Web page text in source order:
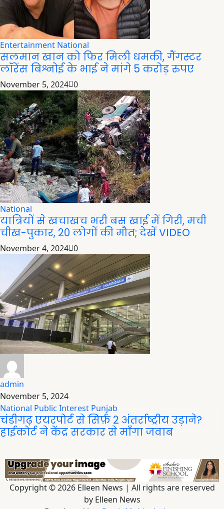
Entertainment National
सलमान खान को फिर मिली धमकी, गैंगस्टर
लॉरेंस बिश्नोई के भाई ने मांगे 5 करोड़ रुपए
November 5, 2024 0
National
यात्रियों से खचाखच भरी बस खाई में गिरी, मची
चीख-पुकार, 20 लोगों की मौत; देखें VIDEO
November 4, 2024 0
admin
November 5, 2024
National Public Interest Punjab
चंडीगढ़ एयरपोर्ट से सिर्फ़ 2 अंतर्राष्ट्रीय उड़ाने?
हाईकोर्ट ने केंद्र सरकार से माँगा जवाब
Copyright © 2026 Elleen News | All rights are reserved
by Elleen News